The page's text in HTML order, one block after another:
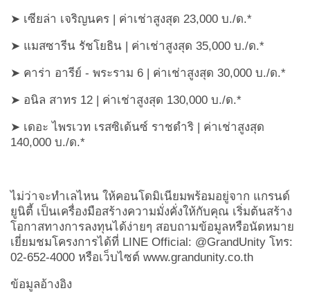
➤ เซียล่า เจริญนคร | ค่าเช่าสูงสุด 23,000 บ./ด.*
➤ แมสซารีน รัชโยธิน | ค่าเช่าสูงสุด 35,000 บ./ด.*
➤ คาร่า อารีย์ - พระราม 6 | ค่าเช่าสูงสุด 30,000 บ./ด.*
➤ อนิล สาทร 12 | ค่าเช่าสูงสุด 130,000 บ./ด.*
➤ เดอะ ไพรเวท เรสซิเด้นซ์ ราชดำริ | ค่าเช่าสูงสุด
140,000 บ./ด.*
ไม่ว่าจะทำเลไหน ให้คอนโดมิเนียมพร้อมอยู่จาก แกรนด์
ยูนิตี้ เป็นเครื่องมือสร้างความมั่งคั่งให้กับคุณ เริ่มต้นสร้าง
โอกาสทางการลงทุนได้ง่ายๆ สอบถามข้อมูลหรือนัดหมาย
เยี่ยมชมโครงการได้ที่ LINE Official: @GrandUnity โทร:
02-652-4000 หรือเว็บไซต์ www.grandunity.co.th
ข้อมูลอ้างอิง